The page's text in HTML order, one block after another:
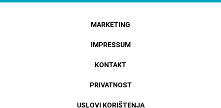
MARKETING
IMPRESSUM
KONTAKT
PRIVATNOST
USLOVI KORIŠTENJA